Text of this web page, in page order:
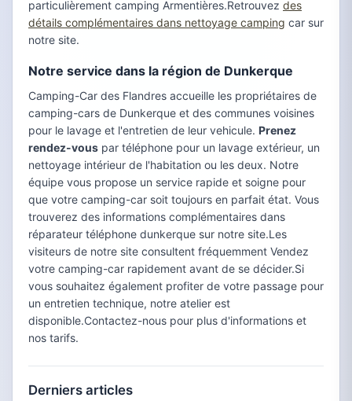
particulièrement camping Armentières.Retrouvez des
détails complémentaires dans nettoyage camping car sur
notre site.
Notre service dans la région de Dunkerque
Camping-Car des Flandres accueille les propriétaires de
camping-cars de Dunkerque et des communes voisines
pour le lavage et l'entretien de leur vehicule. Prenez
rendez-vous par téléphone pour un lavage extérieur, un
nettoyage intérieur de l'habitation ou les deux. Notre
équipe vous propose un service rapide et soigne pour
que votre camping-car soit toujours en parfait état. Vous
trouverez des informations complémentaires dans
réparateur téléphone dunkerque sur notre site.Les
visiteurs de notre site consultent fréquemment Vendez
votre camping-car rapidement avant de se décider.Si
vous souhaitez également profiter de votre passage pour
un entretien technique, notre atelier est
disponible.Contactez-nous pour plus d'informations et
nos tarifs.
Derniers articles